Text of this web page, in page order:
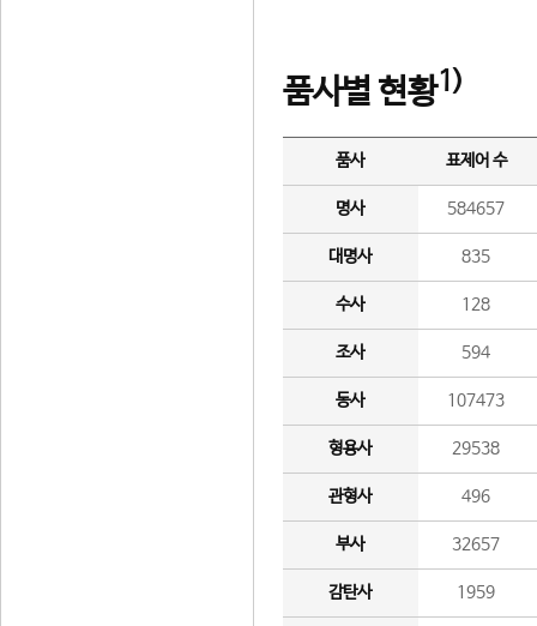
품사별 현황1)
품사 표제어 수
명사 584657
대명사 835
수사 128
조사 594
동사 107473
형용사 29538
관형사 496
부사 32657
감탄사 1959